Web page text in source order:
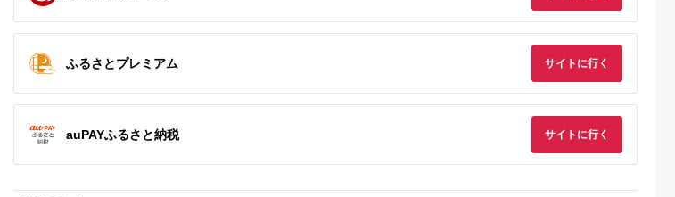
出典：ふるさとチョイ
湯田川温泉 仙荘湯田
2食付）【詣でる つか
る 頂きます】（山形
の客室有 源泉かけ流
幸・山の幸の和懐石 |
出典：ふるさとチョイ
【能登半島地震復興支
龍泉閣「吉祥亭」ペア
ー宿泊券
5.0
guntû（ガンツウ）ご
京都・夕日ヶ浦温泉
温泉 宿泊券・温泉
高級宿・高級ホテル・
出典：ふるさとチョイ
和歌山県 広川町
滝原温泉ほたるの湯
1泊2日ペアご宿泊券
◇ / 和歌山 広川町 温
泉 旅館 紀州 熊野古道
【htr911-1p2k】
58,000円
出典：ふるさとチョ
広島県 廿日市
国民宿舎みやじま杜
宿 （1泊2食付）ペア
宿泊利用券
寄付金額:131,000
ふるさとプレミアム サイトに行く
auPAYふるさと納税 サイトに行く